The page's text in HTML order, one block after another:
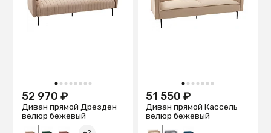
1 2 3 4 5 6 7 8
52 970 ₽
Диван прямой Дрезден
велюр бежевый
1 2 3 4 5 6 7
51 550 ₽
Диван прямой Кассель
велюр бежевый